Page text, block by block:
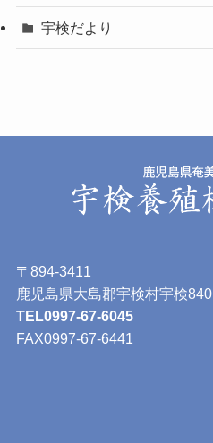
宇検だより
〒894-3411
鹿児島県大島郡宇検村宇検840
TEL0997-67-6045
FAX0997-67-6441